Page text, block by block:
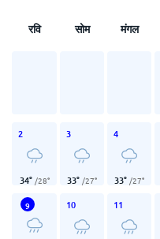
रवि सोम मंगल
2
34° /28°
3
33° /27°
4
33° /27°
9 10 11